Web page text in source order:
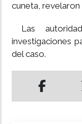
cuneta, revelaron
Las
investigaciones
del caso.